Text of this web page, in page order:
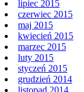
lipiec 2015
czerwiec 2015
maj 2015
kwiecień 2015
marzec 2015
luty 2015
styczeń 2015
grudzień 2014